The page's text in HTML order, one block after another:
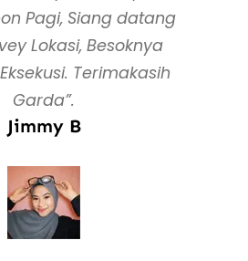
Pagi, Siang datang
Lokasi, Besoknya
Terimakasih
Garda”.
Jimmy B